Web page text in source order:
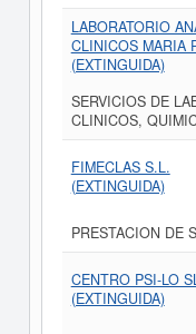
LABORATORIO
CLINICOS MARIA
(EXTINGUIDA)
SERVICIOS DE
CLINICOS,
FIMECLAS S.L.
(EXTINGUIDA)
PRESTACION DE
CENTRO PSI-LO
(EXTINGUIDA)